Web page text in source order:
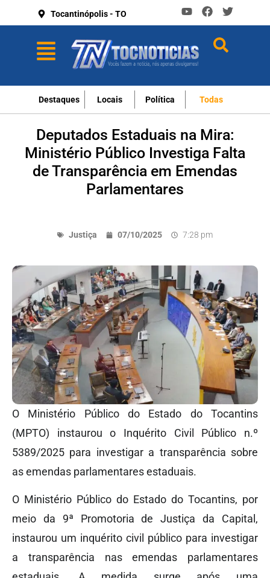
Tocantinópolis - TO
Destaques Locais Política Todas
Deputados Estaduais na Mira:
Ministério Público Investiga Falta
de Transparência em Emendas
Parlamentares
Justiça 07/10/2025 7:28 pm
O Ministério Público do Estado do Tocantins
(MPTO) instaurou o Inquérito Civil Público n.º
5389/2025 para investigar a transparência sobre
as emendas parlamentares estaduais.
O Ministério Público do Estado do Tocantins, por
meio da 9ª Promotoria de Justiça da Capital,
instaurou um inquérito civil público para investigar
a transparência nas emendas parlamentares